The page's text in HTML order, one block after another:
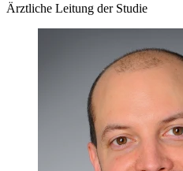
Ärztliche Leitung der Studie